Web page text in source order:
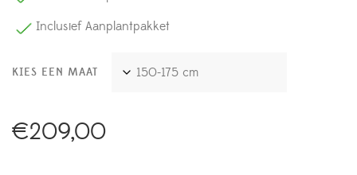
Inclusief Aanplantpakket
KIES EEN MAAT
€209,00